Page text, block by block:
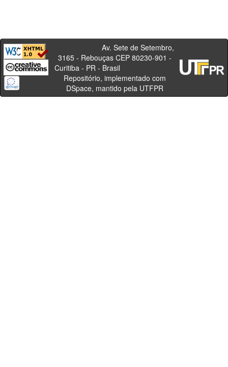
Av. Sete de Setembro,
3165 - Rebouças CEP 80230-901 -
Curitiba - PR - Brasil
Repositório, implementado com
DSpace, mantido pela UTFPR